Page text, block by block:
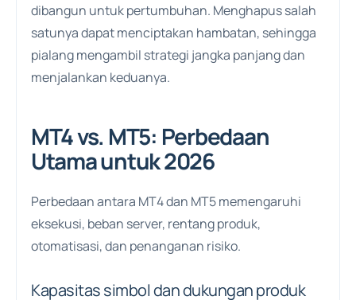
dibangun untuk pertumbuhan. Menghapus salah
satunya dapat menciptakan hambatan, sehingga
pialang mengambil strategi jangka panjang dan
menjalankan keduanya.
MT4 vs. MT5: Perbedaan
Utama untuk 2026
Perbedaan antara MT4 dan MT5 memengaruhi
eksekusi, beban server, rentang produk,
otomatisasi, dan penanganan risiko.
Kapasitas simbol dan dukungan produk